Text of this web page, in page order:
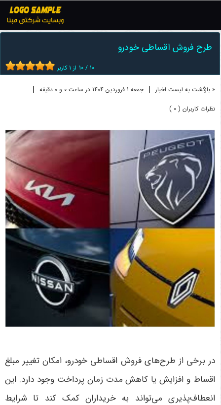
طرح فروش اقساطی خودرو
طرح فروش اقساطی خودرو
10 / 10 از 1کاربر
« بازگشت به لیست اخبار | جمعه 1 فروردين 1404 در ساعت 0 و 0 دقیقه |
نظرات کاربران ( 0 )
در برخی از طرح‌های فروش اقساطی خودرو، امکان تغییر مبلغ
اقساط و افزایش یا کاهش مدت زمان پرداخت وجود دارد. این
انعطاف‌پذیری می‌تواند به خریداران کمک کند تا شرایط